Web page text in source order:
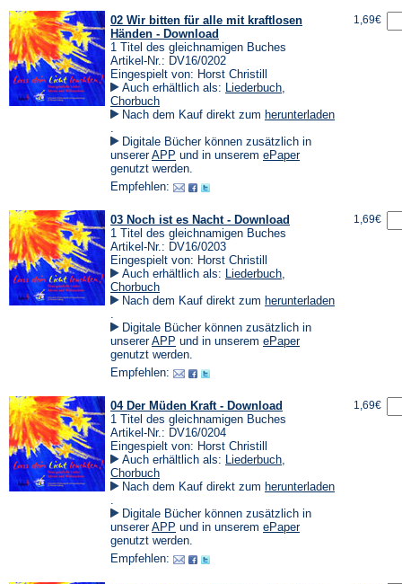
02 Wir bitten für alle mit kraftlosen
Händen - Download
1 Titel des gleichnamigen Buches
Artikel-Nr.: DV16/0202
Eingespielt von: Horst Christill
Auch erhältlich als: Liederbuch,
Chorbuch
Nach dem Kauf direkt zum herunterladen
in
einem
neuen
Tab)
.
Digitale Bücher können zusätzlich in
unsererAPP (Öffnet
in
neuen
und in unserem ePaper(Öffnet
genutzt werden.
Empfehlen:
1,69€
03 Noch ist es Nacht - Download
1 Titel des gleichnamigen Buches
Artikel-Nr.: DV16/0203
Eingespielt von: Horst Christill
Auch erhältlich als: Liederbuch,
Chorbuch
Nach dem Kauf direkt zum herunterladen
in
einem
neuen
Tab)
.
Digitale Bücher können zusätzlich in
unsererAPP (Öffnet
in
neuen
und in unserem ePaper(Öffnet
genutzt werden.
Empfehlen:
1,69€
04 Der Müden Kraft - Download
1 Titel des gleichnamigen Buches
Artikel-Nr.: DV16/0204
Eingespielt von: Horst Christill
Auch erhältlich als: Liederbuch,
Chorbuch
Nach dem Kauf direkt zum herunterladen
in
einem
neuen
Tab)
.
Digitale Bücher können zusätzlich in
unsererAPP (Öffnet
in
neuen
und in unserem ePaper(Öffnet
genutzt werden.
Empfehlen:
1,69€